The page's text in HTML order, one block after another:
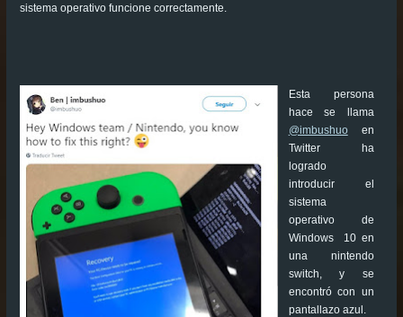
sistema operativo funcione correctamente.
Esta persona
hace se llama
@imbushuoen
Twitter ha
logrado
introducir el
sistema
operativo de
Windows 10 en
una nintendo
switch, y se
encontró con un
pantallazo azul.